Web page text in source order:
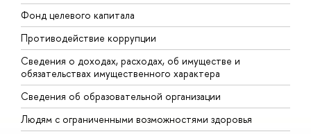
Фонд целевого капитала
Противодействие коррупции
Сведения о доходах, расходах, об имуществе и
обязательствах имущественного характера
Сведения об образовательной организации
Людям с ограниченными возможностями здоровья